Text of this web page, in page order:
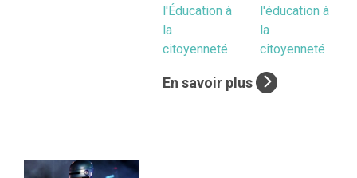
l'Éducation à
la
citoyenneté
l'éducation à
la
citoyenneté
En savoir plus